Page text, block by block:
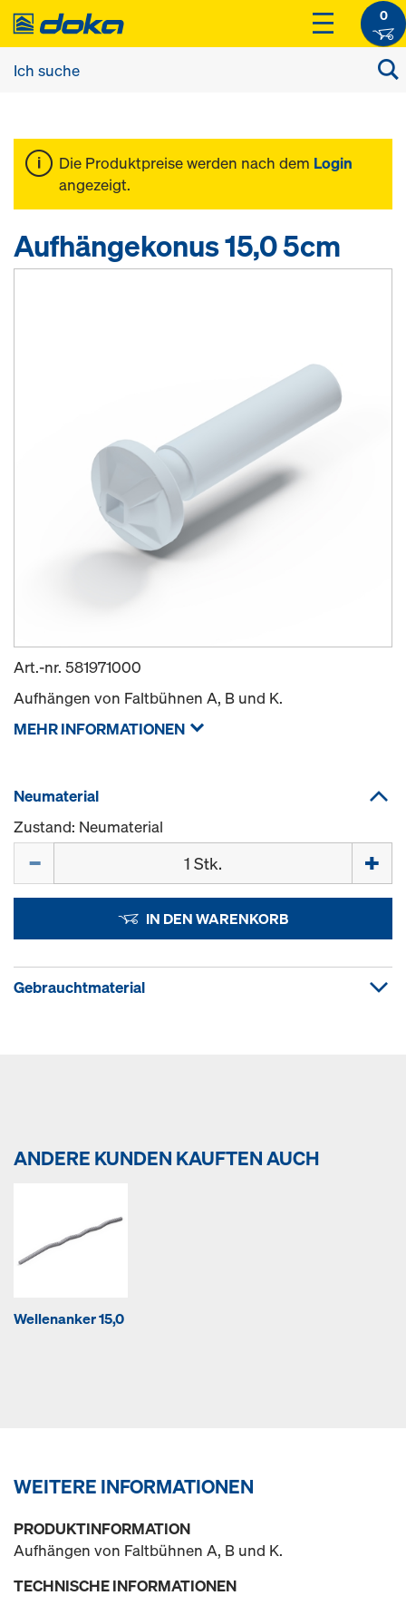
0
Die Produktpreise werden nach dem Login
angezeigt.
Aufhängekonus 15,0 5cm
Art.-nr. 581971000
Aufhängen von Faltbühnen A, B und K.
MEHR INFORMATIONEN
Neumaterial
Zustand: Neumaterial
IN DEN WARENKORB
Gebrauchtmaterial
ANDERE KUNDEN KAUFTEN AUCH
Wellenanker 15,0
WEITERE INFORMATIONEN
PRODUKTINFORMATION
Aufhängen von Faltbühnen A, B und K.
TECHNISCHE INFORMATIONEN